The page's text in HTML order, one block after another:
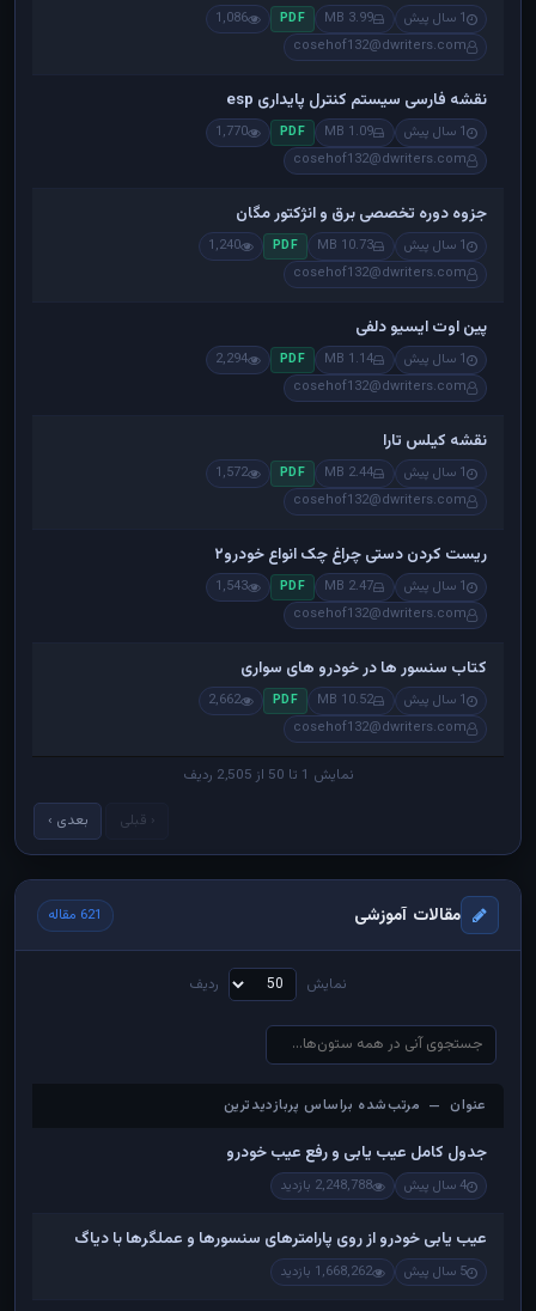
1 سال پیش 3.99 MB
PDF
1,086
cosehof132@dwriters.com
نقشه فارسی سیستم کنترل پایداری esp
1 سال پیش 1.09 MB
PDF
1,770
cosehof132@dwriters.com
جزوه دوره تخصصی برق و انژکتور مگان
1 سال پیش 10.73 MB
PDF
1,240
cosehof132@dwriters.com
پین اوت ایسیو دلفی
1 سال پیش 1.14 MB
PDF
2,294
cosehof132@dwriters.com
نقشه کیلس تارا
1 سال پیش 2.44 MB
PDF
1,572
cosehof132@dwriters.com
ریست کردن دستی چراغ چک انواع خودرو۲
1 سال پیش 2.47 MB
PDF
1,543
cosehof132@dwriters.com
کتاب سنسور ها در خودرو های سواری
1 سال پیش 10.52 MB
PDF
2,662
cosehof132@dwriters.com
نمایش 1 تا 50 از 2,505 ردیف
‹ قبلی بعدی ›
مقالات آموزشی 621 مقاله
نمایش ردیف
عنوان — مرتب‌شده براساس پربازدیدترین
عنوان — مرتب‌شده براساس پربازدیدترین
جدول کامل عیب یابی و رفع عیب خودرو
4 سال پیش 2,248,788 بازدید
عیب یابی خودرو از روی پارامترهای سنسورها و عملگرها با دیاگ
5 سال پیش 1,668,262 بازدید